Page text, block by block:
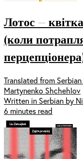
Лотос —
(коли
Translated from
Martynenko Shchehlov
Written in Serbian by
6 minutes read